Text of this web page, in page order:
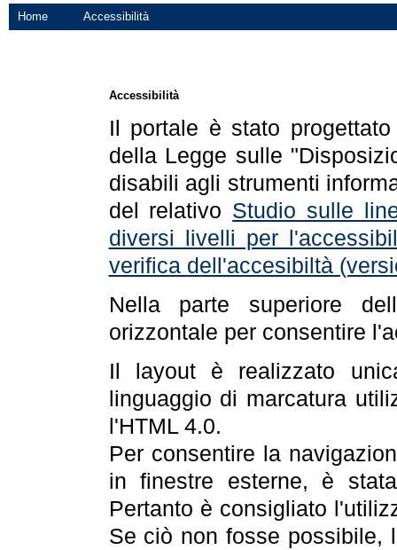
Home Accessibilità
Accessibilità
Il portale è stato
della Legge sulle
disabili agli strumenti
del relativo Studio sulle
diversi livelli per
verifica dell'accesibiltà
Nella parte superiore
orizzontale per consentire
Il layout è realizzato
linguaggio di marcatura
l'HTML 4.0.
Per consentire la
in finestre esterne, è
Pertanto è consigliato
Se ciò non fosse possibile,